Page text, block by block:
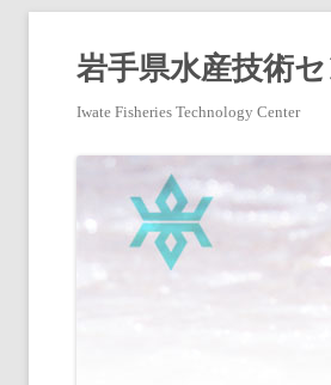
岩手県水産技術
Iwate Fisheries Technology Center